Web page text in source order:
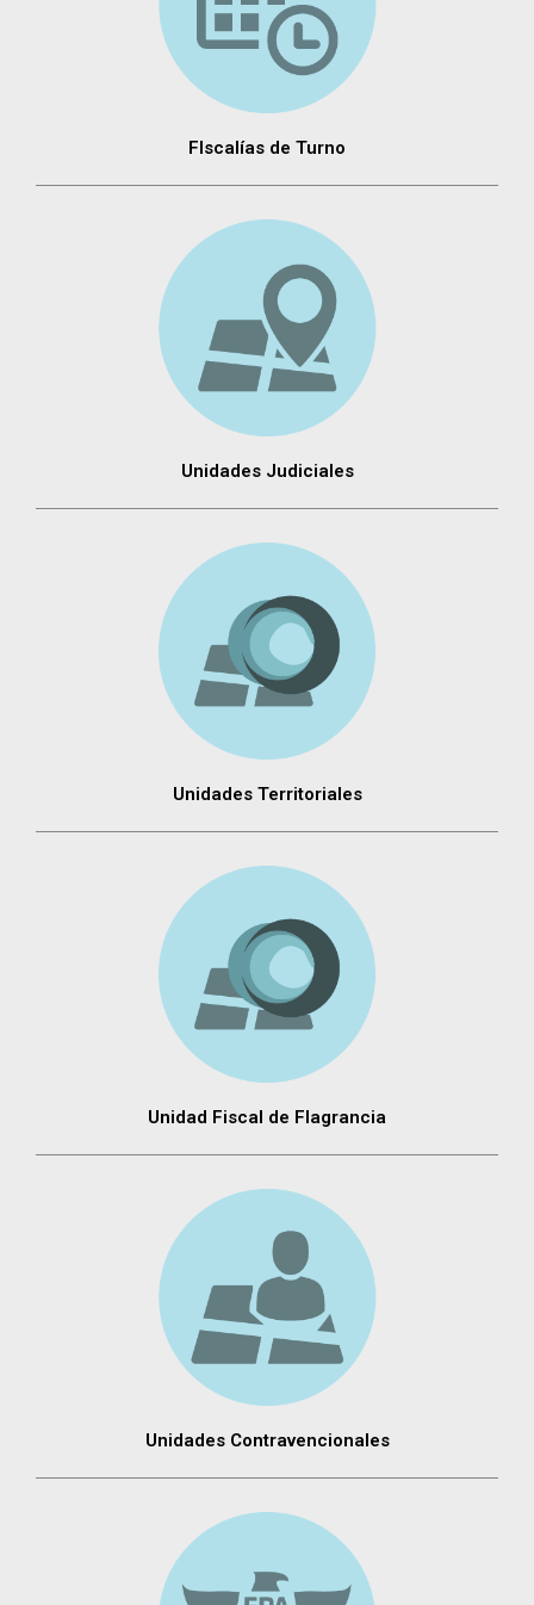
FIscalías de Turno
Unidades Judiciales
Unidades Territoriales
Unidad Fiscal de Flagrancia
Unidades Contravencionales